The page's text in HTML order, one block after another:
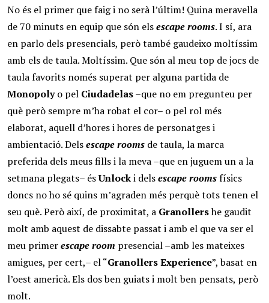
No és el primer que faig i no serà l’últim! Quina meravella
de 70 minuts en equip que són elsescape rooms. I sí, ara
en parlo dels presencials, però també gaudeixo moltíssim
amb els de taula. Moltíssim. Que són al meu top de jocs de
taula favorits només superat per alguna partida de
Monopolyo pel Ciudadelas–que no em pregunteu per
què però sempre m’ha robat el cor– o pel rol més
elaborat, aquell d’hores i hores de personatges i
ambientació. Delsescape rooms de taula, la marca
preferida dels meus fills i la meva –que en juguem un a la
setmana plegats– ésUnlocki delsescape roomsfísics
doncs no ho sé quins m’agraden més perquè tots tenen el
seu què. Però així, de proximitat, a Granollershe gaudit
molt amb aquest de dissabte passat i amb el que va ser el
meu primerescape room presencial –amb les mateixes
amigues, per cert,– el “Granollers Experience”, basat en
l’oest americà. Els dos ben guiats i molt ben pensats, però
molt.